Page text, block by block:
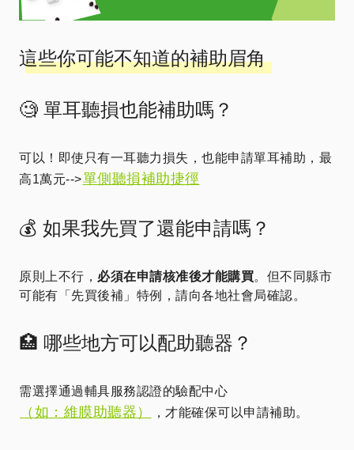
這些你可能不知道的補助眉角
🧐 單耳聽損也能補助嗎？
可以！即使只有一耳聽力損失，也能申請單耳補助，最
高1萬元-->單側聽損補助捷徑
💰 如果我先買了還能申請嗎？
原則上不行， 必須在申請核准後才能購買。但不同縣市
可能有「先買後補」特例，請向各地社會局確認。
🏥 哪些地方可以配助聽器？
需選擇通過輔具服務認證的驗配中心
（如：維膜助聽器） ，才能確保可以申請補助。